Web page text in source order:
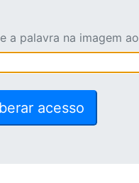
a palavra na imagem